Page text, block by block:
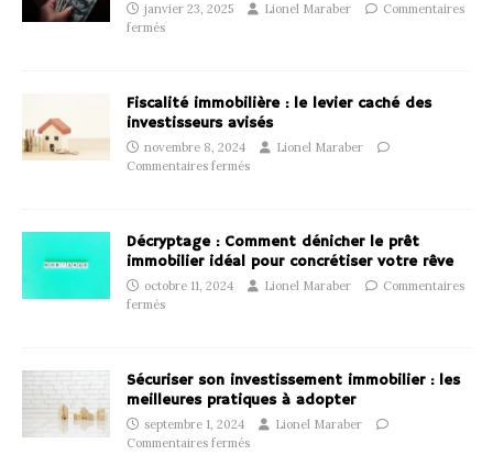
janvier 23, 2025 Lionel Maraber
Commentaires
fermés
Fiscalité immobilière : le levier caché des
investisseurs avisés
novembre 8, 2024
Lionel Maraber
Commentaires fermés
Décryptage : Comment dénicher le prêt
immobilier idéal pour concrétiser votre rêve
octobre 11, 2024 Lionel Maraber
Commentaires
fermés
Sécuriser son investissement immobilier : les
meilleures pratiques à adopter
septembre 1, 2024
Lionel Maraber
Commentaires fermés